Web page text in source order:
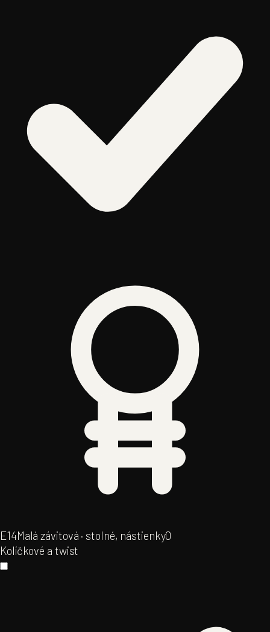
E14Malá závitová · stolné, nástienky0
Kolíčkové a twist